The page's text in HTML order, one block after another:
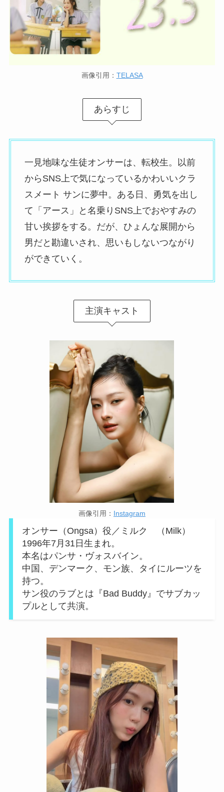
画像引用： TELASA
あらすじ
一見地味な生徒オンサーは、転校生。以前
からSNS上で気になっているかわいいクラ
スメート サンに夢中。ある日、勇気を出し
て「アース」と名乗りSNS上でおやすみの
甘い挨拶をする。だが、ひょんな展開から
男だと勘違いされ、思いもしないつながり
ができていく。
主演キャスト
画像引用： Instagram
オンサー（Ongsa）役／ミルク （Milk）
1996年7月31日生まれ。
本名はパンサ・ヴォスバイン。
中国、デンマーク、モン族、タイにルーツを
持つ。
サン役のラブとは『Bad Buddy』でサブカッ
プルとして共演。